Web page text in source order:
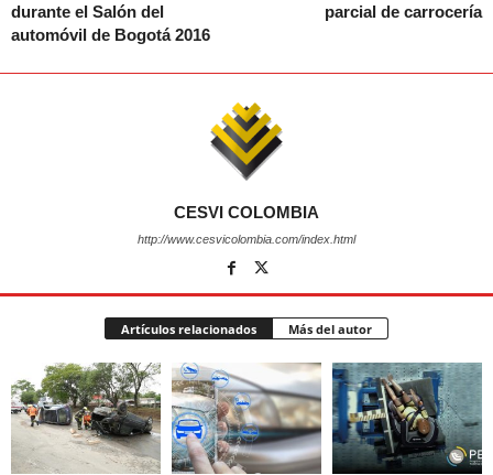
durante el Salón del
automóvil de Bogotá 2016
parcial de carrocería
CESVI COLOMBIA
http://www.cesvicolombia.com/index.html
Artículos relacionados Más del autor